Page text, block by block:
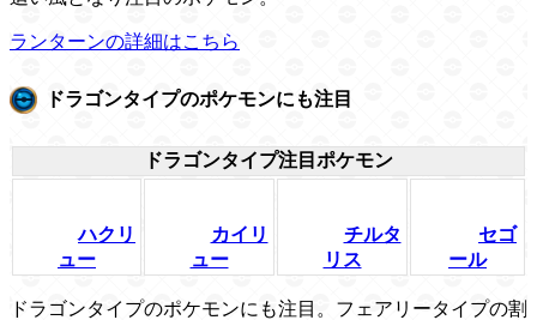
ランターンの詳細はこちら
ドラゴンタイプのポケモンにも注目
ドラゴンタイプ注目ポケモン
ハクリ
ュー
カイリ
ュー
チルタ
リス
セゴ
ール
ドラゴンタイプのポケモンにも注目。フェアリータイプの割